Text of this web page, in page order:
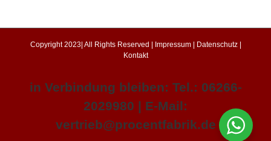
Copyright 2023| All Rights Reserved | Impressum| Datenschutz|
Kontakt
in Verbindung bleiben: Tel.: 06266-
2029980 | E-Mail:
vertrieb@procentfabrik.de